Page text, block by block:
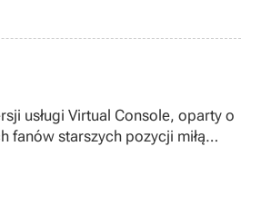
usługi Virtual Console, oparty o
fanów starszych pozycji miłą